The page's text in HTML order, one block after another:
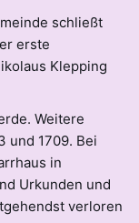
schließt
erste
Klepping
Weitere
und 1709. Bei
in
Urkunden und
verloren